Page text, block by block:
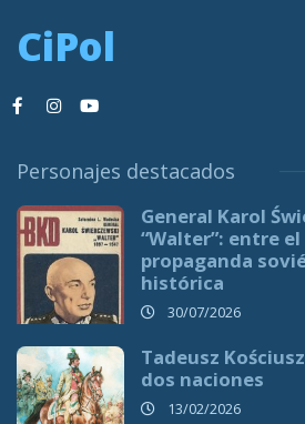
CiPol
Personajes destacados
General Karol
“Walter”: entre
propaganda
histórica
30/07/2026
Tadeusz
dos naciones
13/02/2026